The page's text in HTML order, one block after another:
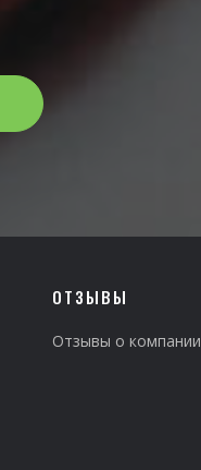
ОТЗЫВЫ
Отзывы о компании